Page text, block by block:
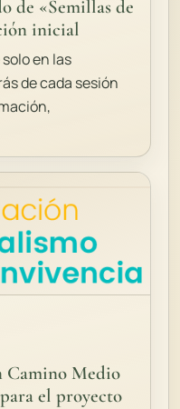
de «Semillas de
inicial
en las
de cada sesión
Camino Medio
el proyecto